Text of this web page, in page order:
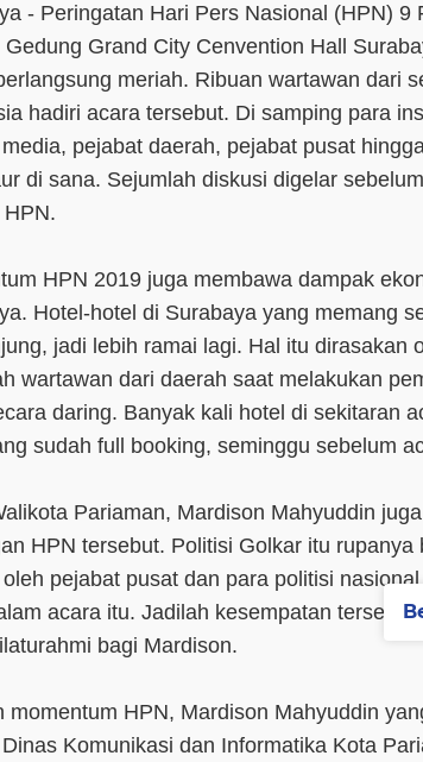
- Peringatan Hari Pers Nasional (HPN) 9
Gedung Grand City Cenvention Hall
meriah. Ribuan wartawan dari
hadiri acara tersebut. Di samping para
pejabat daerah, pejabat pusat
di sana. Sejumlah diskusi digelar
HPN 2019 juga membawa dampak
Hotel-hotel di Surabaya yang memang
jadi lebih ramai lagi. Hal itu dirasakan
wartawan dari daerah saat melakukan
daring. Banyak kali hotel di sekitaran
sudah full booking, seminggu sebelum
Pariaman, Mardison Mahyuddin
HPN tersebut. Politisi Golkar itu rupanya
pejabat pusat dan para politisi
acara itu. Jadilah kesempatan tersebut
bagi Mardison.
momentum HPN, Mardison Mahyuddin
Komunikasi dan Informatika Kota